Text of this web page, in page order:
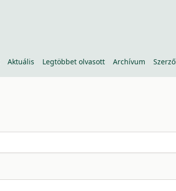
Aktuális Legtöbbet olvasott Archívum